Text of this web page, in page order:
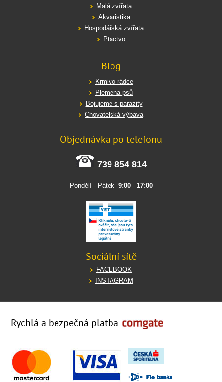
Malá zvířata
Akvaristika
Hospodářská zvířata
Ptactvo
Blog
Krmivo rádce
Plemena psů
Bojujeme s parazity
Chovatelská výbava
Objednávka po telefonu
739 854 814
Pondělí - Pátek 9:00- 17:00
Sociální sítě
FACEBOOK
INSTAGRAM
Rychlá a bezpečná platba